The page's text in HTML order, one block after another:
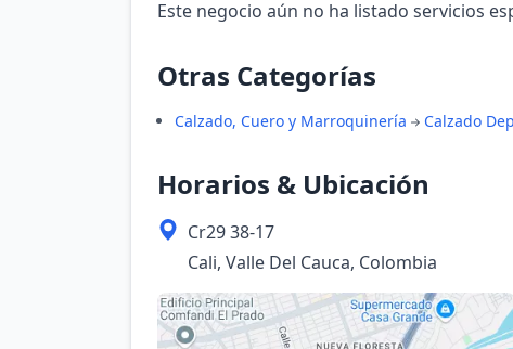
Este negocio aún no ha listado servicios
Otras Categorías
Calzado, Cuero y Marroquinería Calzado
Horarios & Ubicación
Cr29 38-17
Cali, Valle Del Cauca, Colombia